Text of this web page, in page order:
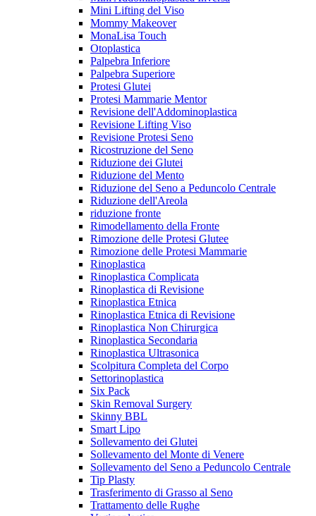
Mini Lifting del Viso
Mommy Makeover
MonaLisa Touch
Otoplastica
Palpebra Inferiore
Palpebra Superiore
Protesi Glutei
Protesi Mammarie Mentor
Revisione dell'Addominoplastica
Revisione Lifting Viso
Revisione Protesi Seno
Ricostruzione del Seno
Riduzione dei Glutei
Riduzione del Mento
Riduzione del Seno a Peduncolo Centrale
Riduzione dell'Areola
riduzione fronte
Rimodellamento della Fronte
Rimozione delle Protesi Glutee
Rimozione delle Protesi Mammarie
Rinoplastica
Rinoplastica Complicata
Rinoplastica di Revisione
Rinoplastica Etnica
Rinoplastica Etnica di Revisione
Rinoplastica Non Chirurgica
Rinoplastica Secondaria
Rinoplastica Ultrasonica
Scolpitura Completa del Corpo
Settorinoplastica
Six Pack
Skin Removal Surgery
Skinny BBL
Smart Lipo
Sollevamento dei Glutei
Sollevamento del Monte di Venere
Sollevamento del Seno a Peduncolo Centrale
Tip Plasty
Trasferimento di Grasso al Seno
Trattamento delle Rughe